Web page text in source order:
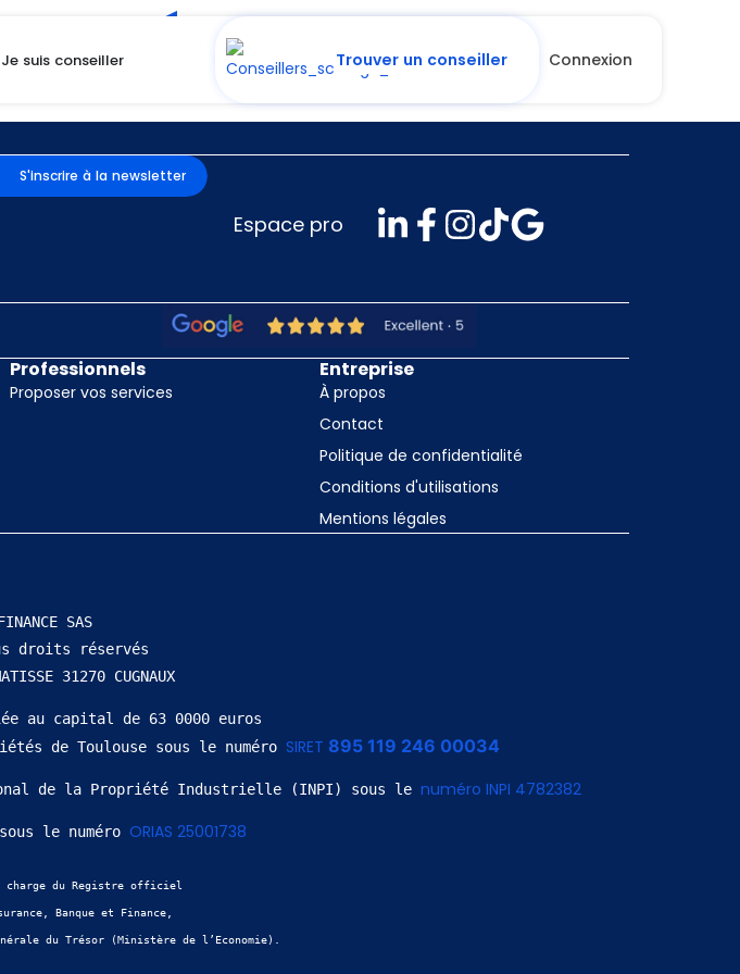
Je suis conseiller Trouver un conseiller Connexion
trouvée.
S'inscrire à la newsletter
Espace pro
Professionnels
Proposer vos services
Entreprise
À propos
Contact
Politique de confidentialité
Conditions d'utilisations
Mentions légales
SAS
droits réservés
au capital de 63 0000 euros
de Toulouse sous le numéro SIRET 895 119 246 00034
de la Propriété Industrielle (INPI) sous le numéro INPI 4782382
le numéro ORIAS 25001738
charge du Registre officiel
Banque et Finance,
du Trésor (Ministère de l’Economie).